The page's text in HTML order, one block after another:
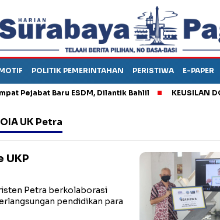
POLITIK PEMERINTAHAN PERISTIWA E-PAPER
Baru ESDM, Dilantik Bahlil KEUSILAN
UK Petra
UKP
Petra berkolaborasi
pendidikan para